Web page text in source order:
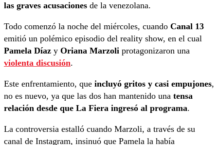
las graves acusaciones de la venezolana.
Todo comenzó la noche del miércoles, cuando Canal 13
emitió un polémico episodio del reality show, en el cual
Pamela Díaz y Oriana Marzoli protagonizaron una
violenta discusión.
Este enfrentamiento, que incluyó gritos y casi empujones,
no es nuevo, ya que las dos han mantenido una tensa
relación desde que La Fiera ingresó al programa.
La controversia estalló cuando Marzoli, a través de su
canal de Instagram, insinuó que Pamela la había